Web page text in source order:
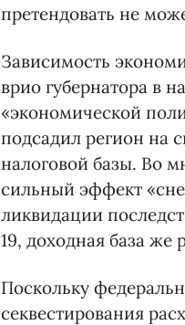
претендовать не
Зависимость
врио губернатора в
«экономической
подсадил регион на
налоговой базы. Во
сильный эффект
ликвидации
19, доходная база же
Поскольку
секвестирования